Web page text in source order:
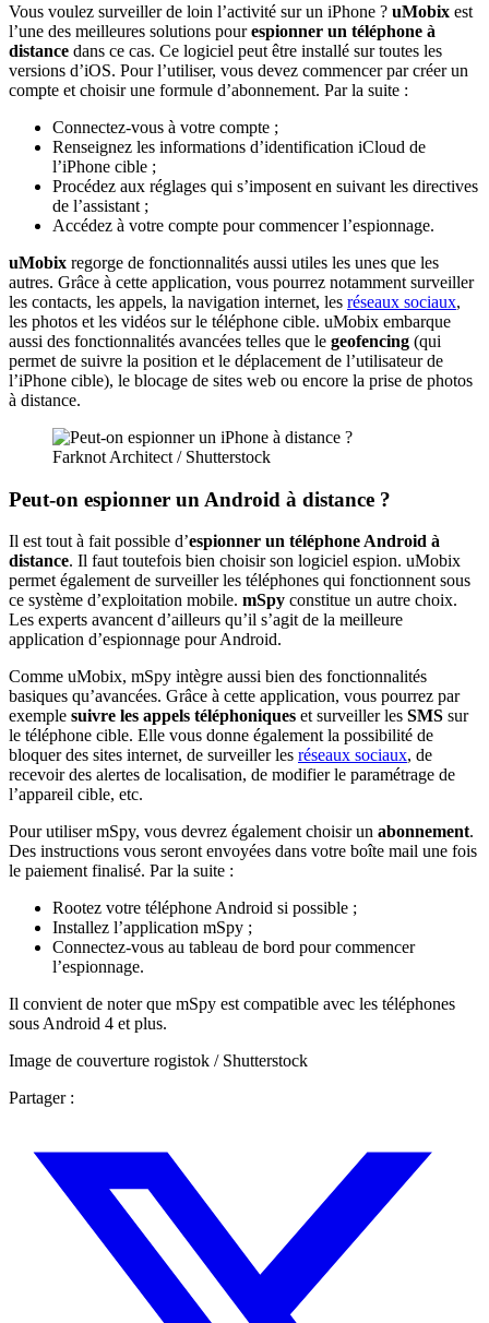
Vous voulez surveiller de loin l’activité sur un iPhone ? uMobix est
l’une des meilleures solutions pourespionner un téléphone à
distance dans ce cas. Ce logiciel peut être installé sur toutes les
versions d’iOS. Pour l’utiliser, vous devez commencer par créer un
compte et choisir une formule d’abonnement. Par la suite :
Connectez-vous à votre compte ;
Renseignez les informations d’identification iCloud de
l’iPhone cible ;
Procédez aux réglages qui s’imposent en suivant les directives
de l’assistant ;
Accédez à votre compte pour commencer l’espionnage.
uMobix regorge de fonctionnalités aussi utiles les unes que les
autres. Grâce à cette application, vous pourrez notamment surveiller
les contacts, les appels, la navigation internet, les réseaux sociaux,
les photos et les vidéos sur le téléphone cible. uMobix embarque
aussi des fonctionnalités avancées telles que le geofencing (qui
permet de suivre la position et le déplacement de l’utilisateur de
l’iPhone cible), le blocage de sites web ou encore la prise de photos
à distance.
Farknot Architect / Shutterstock
Peut-on espionner un Android à distance ?
Il est tout à fait possible d’espionner un téléphone Android à
distance. Il faut toutefois bien choisir son logiciel espion. uMobix
permet également de surveiller les téléphones qui fonctionnent sous
ce système d’exploitation mobile. mSpy constitue un autre choix.
Les experts avancent d’ailleurs qu’il s’agit de la meilleure
application d’espionnage pour Android.
Comme uMobix, mSpy intègre aussi bien des fonctionnalités
basiques qu’avancées. Grâce à cette application, vous pourrez par
exemple suivre les appels téléphoniques et surveiller les SMS sur
le téléphone cible. Elle vous donne également la possibilité de
bloquer des sites internet, de surveiller les réseaux sociaux, de
recevoir des alertes de localisation, de modifier le paramétrage de
l’appareil cible, etc.
Pour utiliser mSpy, vous devrez également choisir un abonnement.
Des instructions vous seront envoyées dans votre boîte mail une fois
le paiement finalisé. Par la suite :
Rootez votre téléphone Android si possible ;
Installez l’application mSpy ;
Connectez-vous au tableau de bord pour commencer
l’espionnage.
Il convient de noter que mSpy est compatible avec les téléphones
sous Android 4 et plus.
Image de couverture rogistok / Shutterstock
Partager :